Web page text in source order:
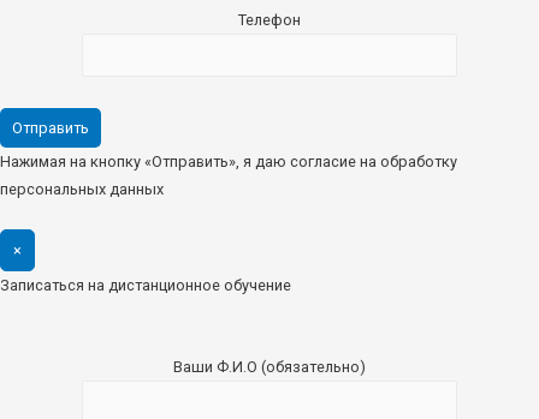
Телефон
Нажимая на кнопку «Отправить», я даю согласие на обработку
персональных данных
×
Записаться на дистанционное обучение
Ваши Ф.И.О (обязательно)